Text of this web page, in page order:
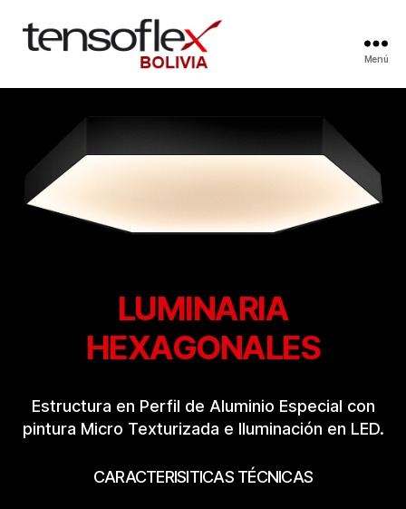
Menú
LUMINARIA
HEXAGONALES
Estructura en Perfil de Aluminio Especial con
pintura Micro Texturizada e Iluminación en LED.
CARACTERISITICAS TÉCNICAS